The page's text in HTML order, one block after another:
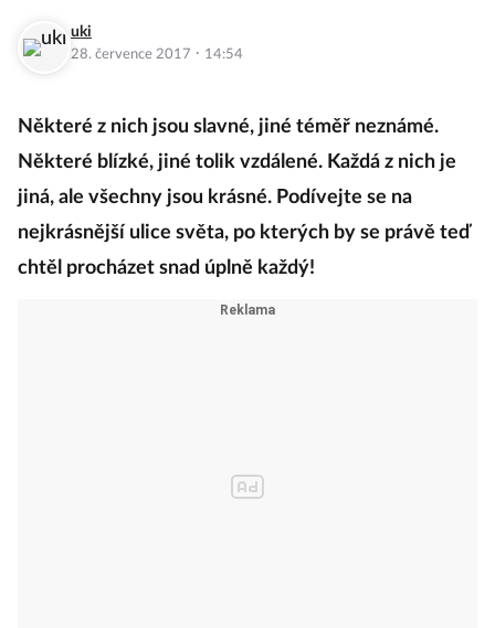
uki
28. července 2017 · 14:54
Některé z nich jsou slavné, jiné téměř neznámé.
Některé blízké, jiné tolik vzdálené. Každá z nich je
jiná, ale všechny jsou krásné. Podívejte se na
nejkrásnější ulice světa, po kterých by se právě teď
chtěl procházet snad úplně každý!